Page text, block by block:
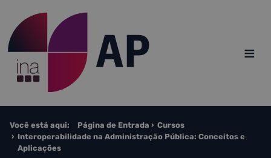
≡
Você está aqui: Página de Entrada
Cursos
Interoperabilidade na Administração Pública: Conceitos e
Aplicações